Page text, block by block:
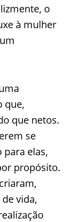
o
à mulher
que,
que netos.
se
para elas,
propósito.
vida,